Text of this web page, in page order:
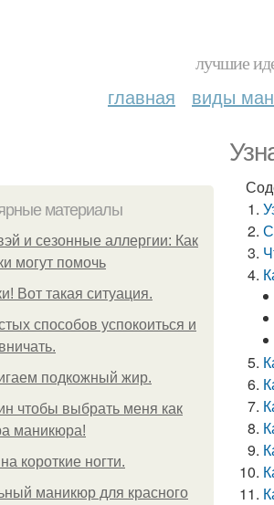
лучшие
главная виды
материалы
и сезонные аллергии: Как
могут помочь
Вот такая ситуация.
способов успокоиться и
подкожный жир.
чтобы выбрать меня как
маникюра!
короткие ногти.
маникюр для красного